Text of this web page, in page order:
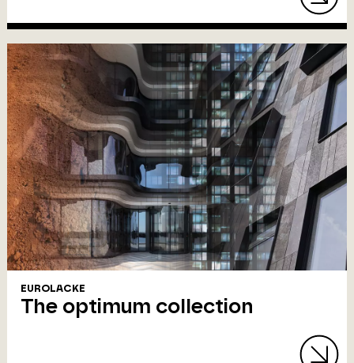
EUROLACKE
The optimum collection